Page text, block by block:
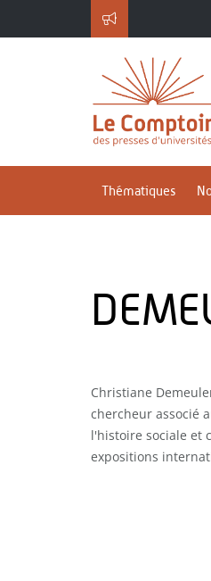
Thématiques
Christiane
chercheur associé
l'histoire sociale et
expositions